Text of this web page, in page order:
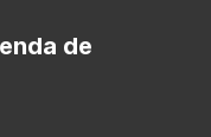
de